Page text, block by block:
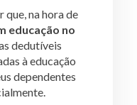
na hora de
educação no
dedutíveis
à educação
dependentes